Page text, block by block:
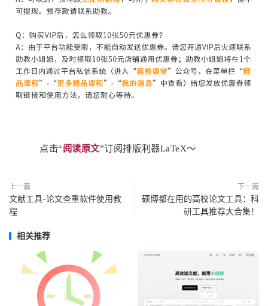
点击“阅读原文”订阅排版利器LaTeX～
上一篇
文献工具-论文查重软件使用教
程
下一篇
硕博都在用的高校论文工具：科
研工具推荐大合集！
相关推荐